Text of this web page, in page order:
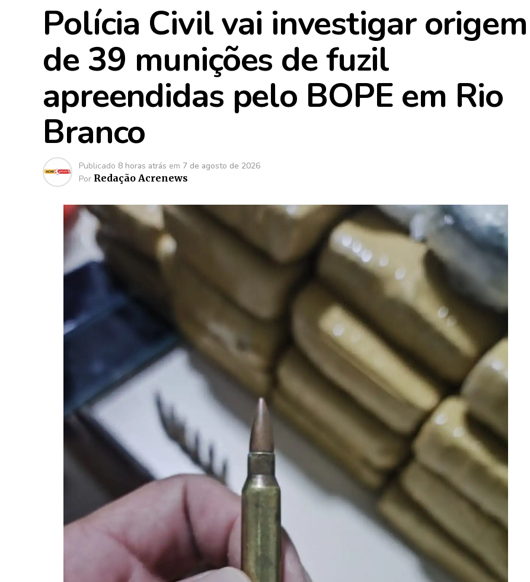
Polícia Civil vai investigar origem
de 39 munições de fuzil
apreendidas pelo BOPE em Rio
Branco
Publicado 8 horas atrás em 7 de agosto de 2026
Por Redação Acrenews